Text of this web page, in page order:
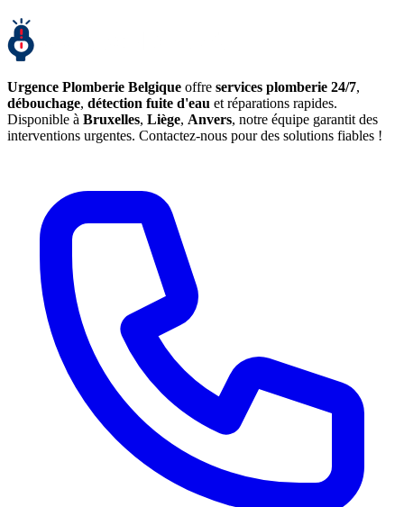
Urgence Plomberie Belgique offre services plomberie 24/7,
débouchage, détection fuite d'eau et réparations rapides.
Disponible à Bruxelles, Liège, Anvers, notre équipe garantit des
interventions urgentes. Contactez-nous pour des solutions fiables !